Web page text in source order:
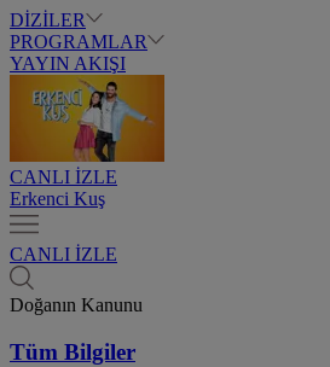
DİZİLER
PROGRAMLAR
YAYIN AKIŞI
CANLI İZLE
Erkenci Kuş
CANLI İZLE
Doğanın Kanunu
Tüm Bilgiler